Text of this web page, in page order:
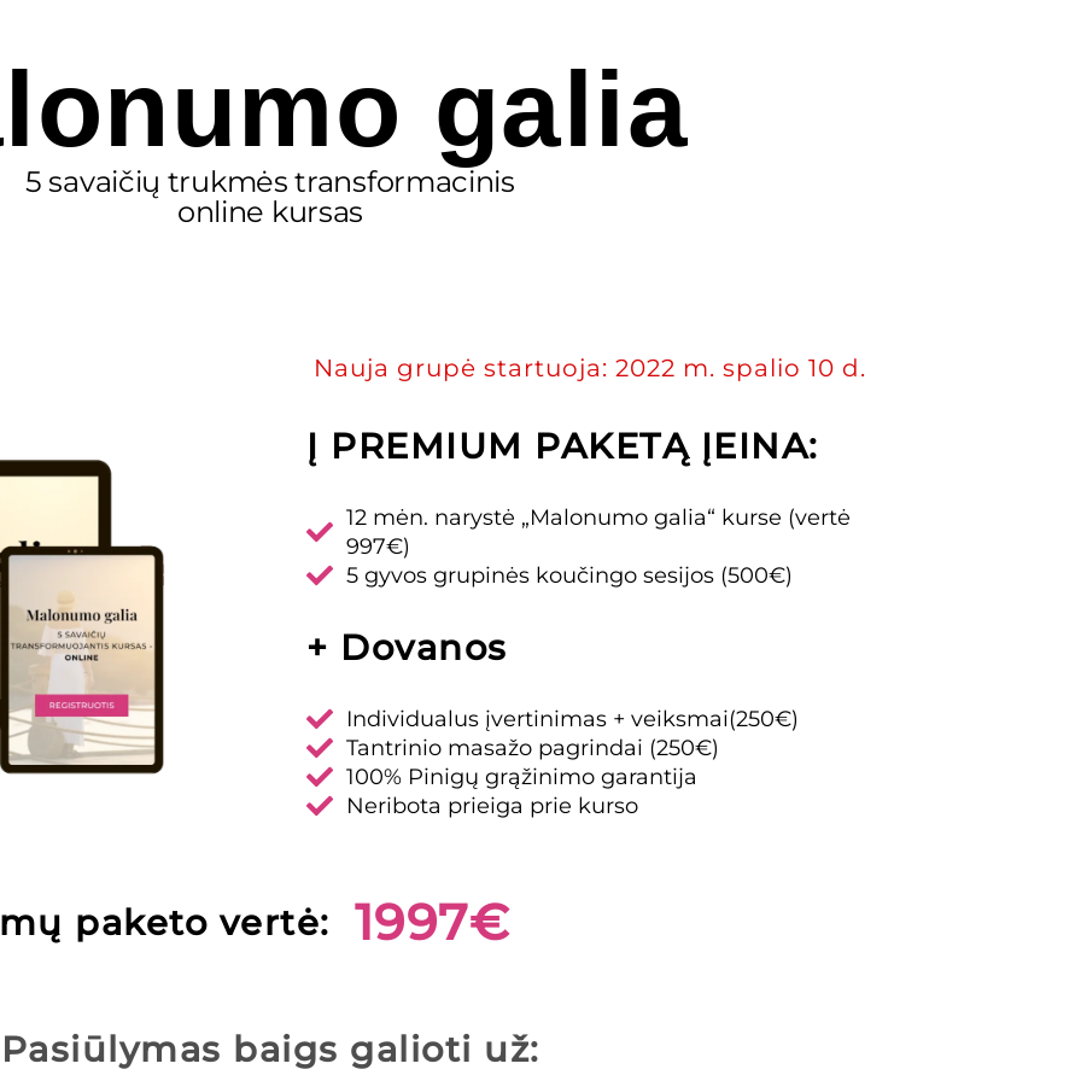
galia
5 savaičių trukmės transformacinis
online kursas
Nauja grupė startuoja: 2022 m. spalio 10 d.
Į PREMIUM PAKETĄ ĮEINA:
12 mėn. narystė „Malonumo galia“ kurse (vertė
997€)
5 gyvos grupinės koučingo sesijos (500€)
+ Dovanos
Individualus įvertinimas + veiksmai(250€)
Tantrinio masažo pagrindai (250€)
100% Pinigų grąžinimo garantija
Neribota prieiga prie kurso
paketo vertė: 1997€
Pasiūlymas baigs galioti už: